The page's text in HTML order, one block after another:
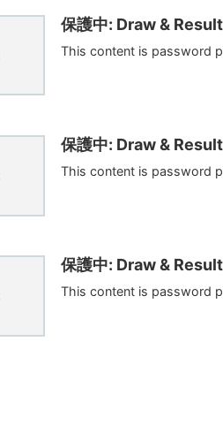
保護中: Draw & Result
This content is password
保護中: Draw & Result
This content is password
保護中: Draw & Result
This content is password